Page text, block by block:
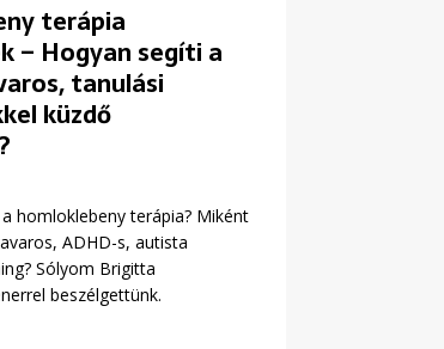
terápia
– Hogyan segíti a
tanulási
küzdő
homloklebeny terápia? Miként
ADHD-s, autista
Sólyom Brigitta
beszélgettünk.